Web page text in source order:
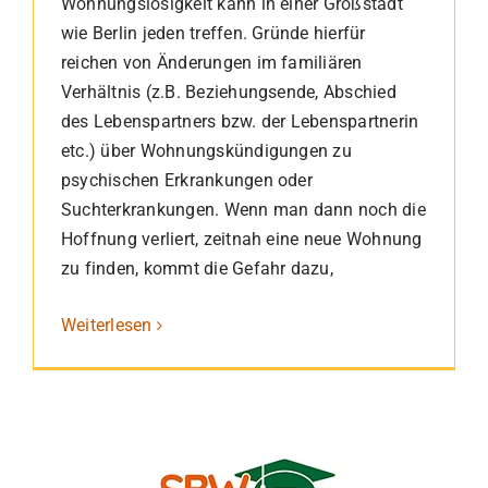
Wohnungslosigkeit kann in einer Großstadt
wie Berlin jeden treffen. Gründe hierfür
reichen von Änderungen im familiären
Verhältnis (z.B. Beziehungsende, Abschied
des Lebenspartners bzw. der Lebenspartnerin
etc.) über Wohnungskündigungen zu
psychischen Erkrankungen oder
Suchterkrankungen. Wenn man dann noch die
Hoffnung verliert, zeitnah eine neue Wohnung
zu finden, kommt die Gefahr dazu,
Weiterlesen